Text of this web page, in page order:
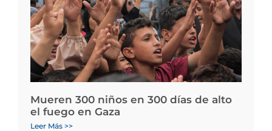
Mueren 300 niños en 300 días de alto
el fuego en Gaza
Leer Más >>